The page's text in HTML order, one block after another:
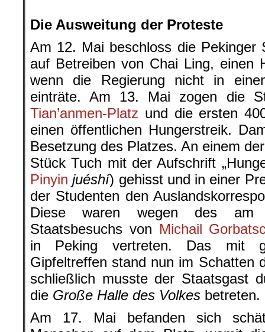
Die Ausweitung der Proteste
Am 12. Mai beschloss die Pekinger
auf Betreiben von Chai Ling, einen
wenn die Regierung nicht in
einträte. Am 13. Mai zogen die
Tian’anmen-Platz und die ersten
einen öffentlichen Hungerstreik.
Besetzung des Platzes. An einem
Stück Tuch mit der Aufschrift
Pinyin juéshí) gehisst und in einer
der Studenten den
Diese waren wegen des am
Staatsbesuchs von Michail
in Peking vertreten. Das mit
Gipfeltreffen stand nun im Schatten
schließlich musste der Staatsgast
die Große Halle des Volkes betreten.
Am 17. Mai befanden sich